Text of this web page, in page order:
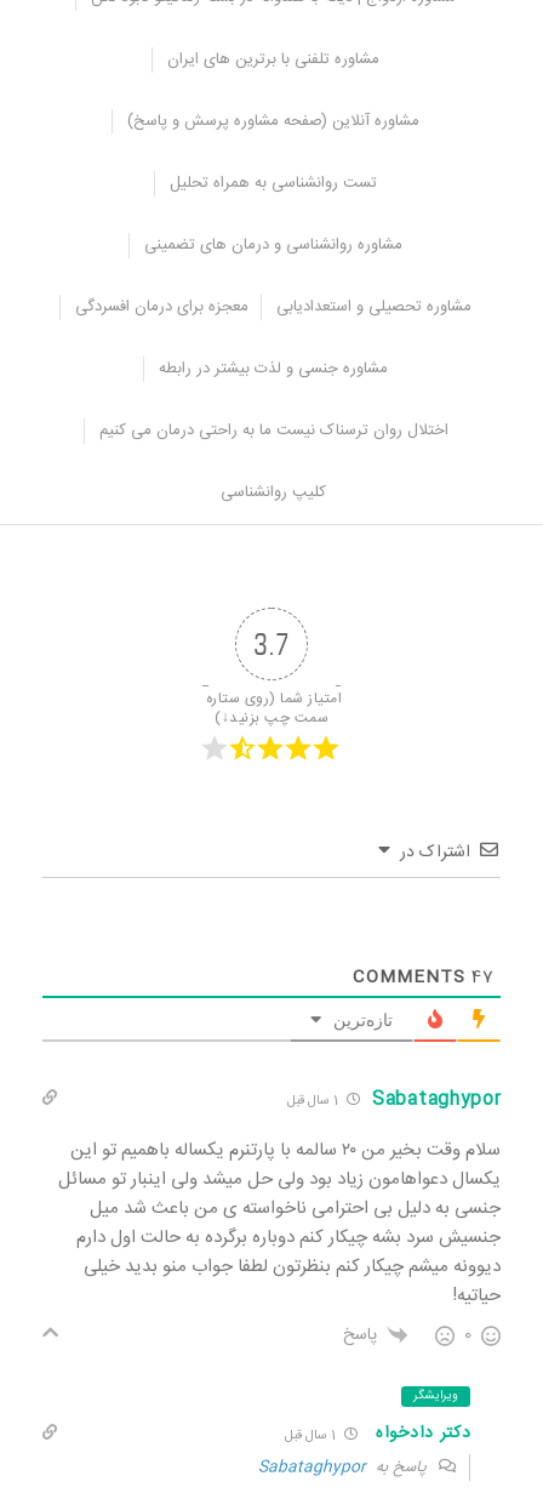
مشاوره تلفنی با برترین های ایران
مشاوره آنلاین (صفحه مشاوره پرسش و پاسخ)
تست روانشناسی به همراه تحلیل
مشاوره روانشناسی و درمان های تضمینی
مشاوره تحصیلی و استعدادیابی معجزه برای درمان افسردگی
مشاوره جنسی و لذت بیشتر در رابطه
اختلال روان ترسناک نیست ما به راحتی درمان می کنیم
کلیپ روانشناسی
مشاوره حضوری در مرکز برگزیده کشور
فوریه 12, 2025
مشاوره افسردگی چیست؟ احساس افسردگی می
روشهای درمانی
3.7
امتیاز شما (روی ستاره
سمت چپ بزنید↓)
اشتراک در
47
COMMENTS
تازه‌ترین
Sabataghypor
سلام وقت بخیر من ۲۰ سالمه با پارتنرم یکساله باهمیم تو این
یکسال دعواهامون زیاد بود ولی حل میشد ولی اینبار تو مسائل
جنسی به دلیل بی احترامی ناخواسته ی من باعث شد میل
جنسیش سرد بشه چیکار کنم دوباره برگرده به حالت اول دارم
دیوونه میشم چیکار کنم بنظرتون لطفا جواب منو بدید خیلی
حیاتیه!
0 پاسخ
ویرایشگر
دکتر دادخواه
پاسخ بهSabataghypor